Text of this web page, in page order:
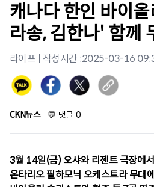
캐나다 한인 바이
라송, 김한나' 함께
라이프 | 작성시간 :2025-03-16
CKN뉴스 💬 댓글 0
3월 14일(금) 오샤와 리젠트 극장에
온타리오 필하모닉 오케스트라 무대